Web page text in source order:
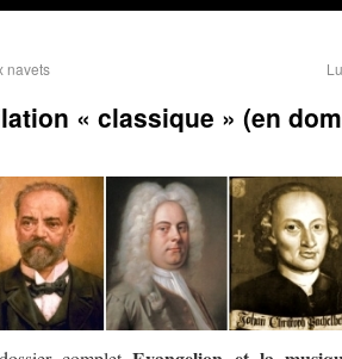
navets
« classique » (en